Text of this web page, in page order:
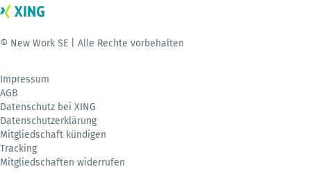
© New Work SE | Alle Rechte vorbehalten
Impressum
AGB
Datenschutz bei XING
Datenschutzerklärung
Mitgliedschaft kündigen
Tracking
Mitgliedschaften widerrufen